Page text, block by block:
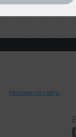
Реклама на сайте